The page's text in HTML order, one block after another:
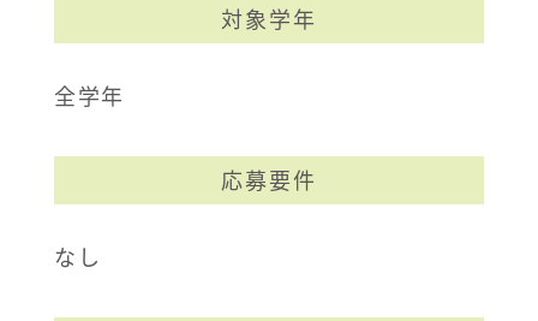
対象学年
全学年
応募要件
なし